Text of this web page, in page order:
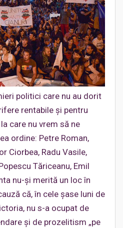
politici care nu au dorit
rentabile şi pentru
care nu vrem să ne
ordine: Petre Roman,
Ciorbea, Radu Vasile,
Tăriceanu, Emil
nu-şi merită un loc în
că, în cele şase luni de
nu s-a ocupat de
şi de prozelitism „pe